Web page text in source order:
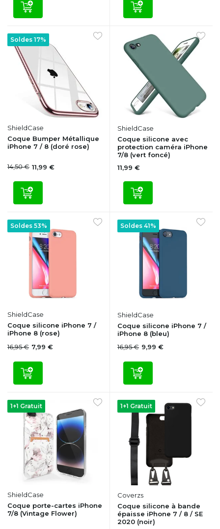
Soldes 17%
ShieldCase
Coque Bumper Métallique
iPhone 7 / 8 (doré rose)
14,50 € 11,99 €
ShieldCase
Coque silicone avec
protection caméra iPhone
7/8 (vert foncé)
11,99 €
Soldes 53%
ShieldCase
Coque silicone iPhone 7 /
iPhone 8 (rose)
16,95 € 7,99 €
Soldes 41%
ShieldCase
Coque silicone iPhone 7 /
iPhone 8 (bleu)
16,95 € 9,99 €
1+1 Gratuit
ShieldCase
Coque porte-cartes iPhone
7/8 (Vintage Flower)
1+1 Gratuit
Coverzs
Coque silicone à bande
épaisse iPhone 7 / 8 / SE
2020 (noir)